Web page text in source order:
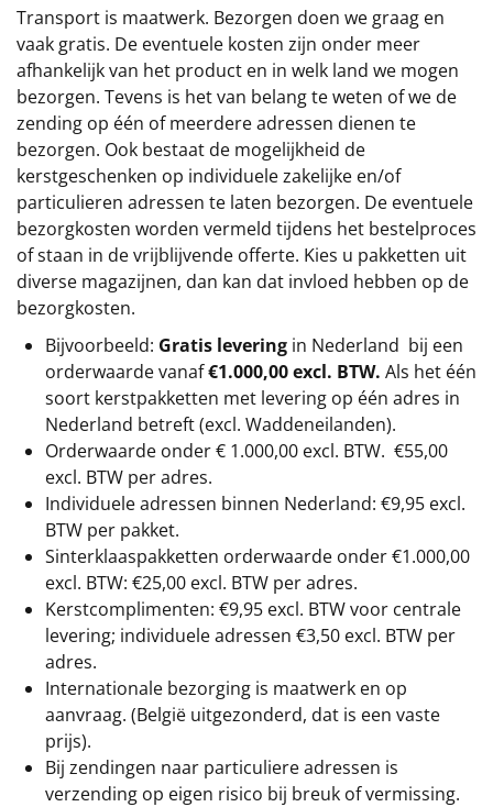
Transport is maatwerk. Bezorgen doen we graag en
vaak gratis. De eventuele kosten zijn onder meer
afhankelijk van het product en in welk land we mogen
bezorgen. Tevens is het van belang te weten of we de
zending op één of meerdere adressen dienen te
bezorgen. Ook bestaat de mogelijkheid de
kerstgeschenken op individuele zakelijke en/of
particulieren adressen te laten bezorgen. De eventuele
bezorgkosten worden vermeld tijdens het bestelproces
of staan in de vrijblijvende offerte. Kies u pakketten uit
diverse magazijnen, dan kan dat invloed hebben op de
bezorgkosten.
Bijvoorbeeld: Gratis levering in Nederland bij een
orderwaarde vanaf€1.000,00 excl. BTW. Als het één
soort kerstpakketten met levering op één adres in
Nederland betreft (excl. Waddeneilanden).
Orderwaarde onder € 1.000,00 excl. BTW. €55,00
excl. BTW per adres.
Individuele adressen binnen Nederland: €9,95 excl.
BTW per pakket.
Sinterklaaspakketten orderwaarde onder €1.000,00
excl. BTW: €25,00 excl. BTW per adres.
Kerstcomplimenten: €9,95 excl. BTW voor centrale
levering; individuele adressen €3,50 excl. BTW per
adres.
Internationale bezorging is maatwerk en op
aanvraag. (België uitgezonderd, dat is een vaste
prijs).
Bij zendingen naar particuliere adressen is
verzending op eigen risico bij breuk of vermissing.